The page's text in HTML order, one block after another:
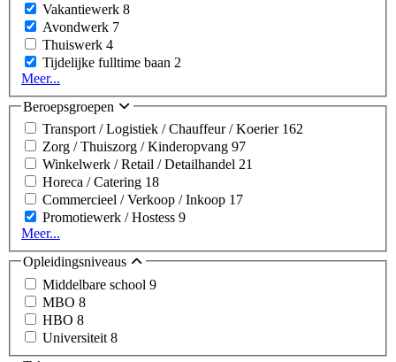
Vakantiewerk 8
Avondwerk 7
Thuiswerk 4
Tijdelijke fulltime baan 2
Meer...
Beroepsgroepen
Transport / Logistiek / Chauffeur / Koerier 162
Zorg / Thuiszorg / Kinderopvang 97
Winkelwerk / Retail / Detailhandel 21
Horeca / Catering 18
Commercieel / Verkoop / Inkoop 17
Promotiewerk / Hostess 9
Meer...
Opleidingsniveaus
Middelbare school 9
MBO 8
HBO 8
Universiteit 8